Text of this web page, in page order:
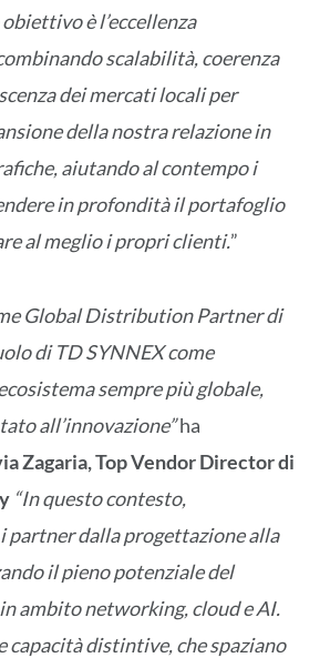
è l’eccellenza
scalabilità, coerenza
dei mercati locali per
della nostra relazione in
aiutando al contempo i
in profondità il portafoglio
al meglio i propri clienti.”
Global Distribution Partner di
di TD SYNNEX come
sempre più globale,
all’innovazione”ha
Zagaria, Top Vendor Director di
“In questo contesto,
partner dalla progettazione alla
il pieno potenziale del
ambito networking, cloud e AI.
capacità distintive, che spaziano